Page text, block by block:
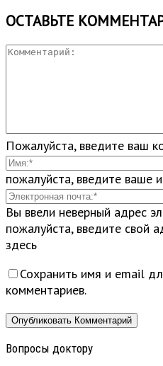
ОСТАВЬТЕ
Пожалуйста, введите ваш
пожалуйста, введите ваше
Вы ввели неверный адрес
пожалуйста, введите свой
здесь
Сохранить имя и email
комментариев.
Вопросы доктору